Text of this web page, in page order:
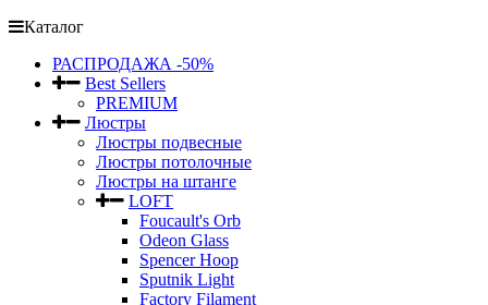
Каталог
РАСПРОДАЖА -50%
Best Sellers
PREMIUM
Люстры
Люстры подвесные
Люстры потолочные
Люстры на штанге
LOFT
Foucault's Orb
Odeon Glass
Spencer Hoop
Sputnik Light
Factory Filament